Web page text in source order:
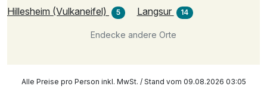
Hillesheim (Vulkaneifel) 5 Langsur 14
Endecke andere Orte
Alle Preise pro Person inkl. MwSt. / Stand vom 09.08.2026 03:05